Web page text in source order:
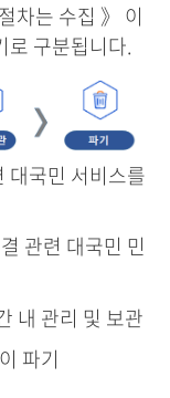
차는 수집 》 이
로 구분됩니다.
대국민 서비스를
관련 대국민 민
내 관리 및 보관
파기